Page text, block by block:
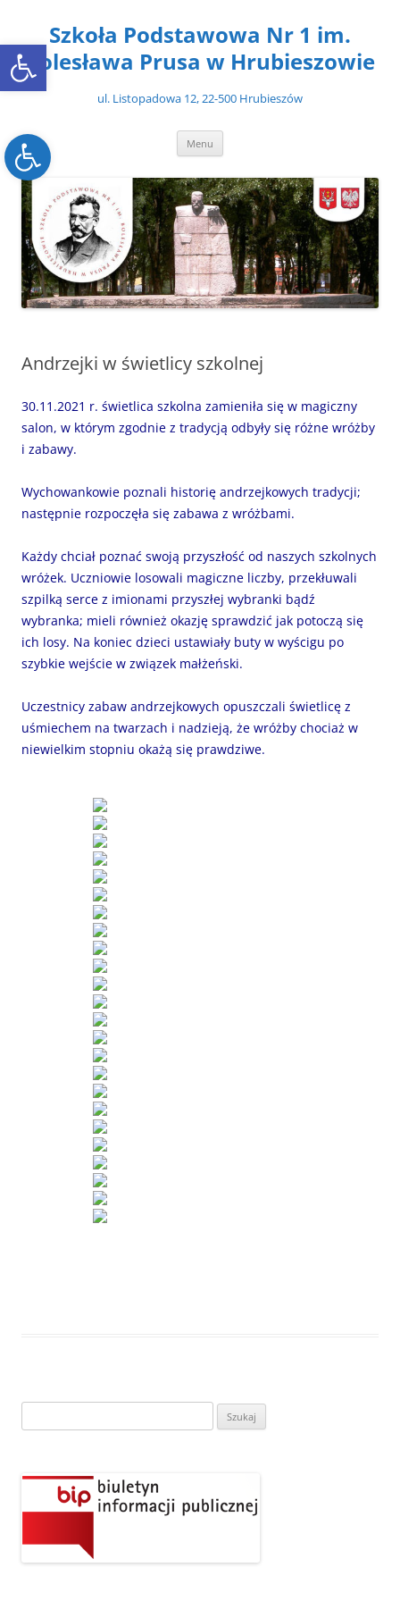
Open toolbar
Open toolbar
treściSzkoła Podstawowa Nr 1 im.
Bolesława Prusa w Hrubieszowie
ul. Listopadowa 12, 22-500 Hrubieszów
Menu
Andrzejki w świetlicy szkolnej
30.11.2021 r. świetlica szkolna zamieniła się w magiczny
salon, w którym zgodnie z tradycją odbyły się różne wróżby
i zabawy.
Wychowankowie poznali historię andrzejkowych tradycji;
następnie rozpoczęła się zabawa z wróżbami.
Każdy chciał poznać swoją przyszłość od naszych szkolnych
wróżek. Uczniowie losowali magiczne liczby, przekłuwali
szpilką serce z imionami przyszłej wybranki bądź
wybranka; mieli również okazję sprawdzić jak potoczą się
ich losy. Na koniec dzieci ustawiały buty w wyścigu po
szybkie wejście w związek małżeński.
Uczestnicy zabaw andrzejkowych opuszczali świetlicę z
uśmiechem na twarzach i nadzieją, że wróżby chociaż w
niewielkim stopniu okażą się prawdziwe.